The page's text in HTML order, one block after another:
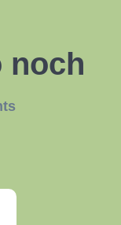
noch